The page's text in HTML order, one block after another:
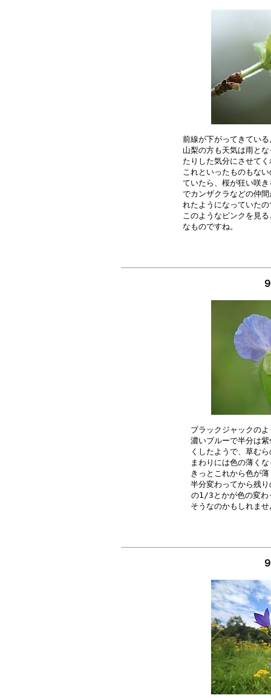
前線が下がってきてい
山梨の方も天気は雨と
たりした気分にさせて
これといったものもな
ていたら、桜が狂い咲
でカンザクラなどの仲
れたようになっていた
このようなピンクを見
ブラックジャックの
濃いブルーで半分は
くしたようで、草む
まわりには色の薄く
きっとこれから色が
半分変わってから残
の1/3とかが色の変わ